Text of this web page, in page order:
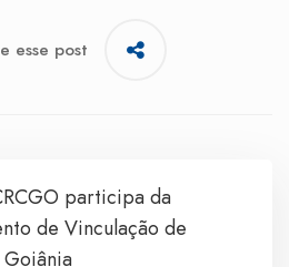
esse post
participa da
de Vinculação de
Goiânia